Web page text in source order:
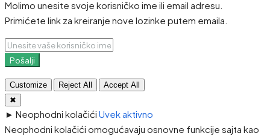
Molimo unesite svoje korisničko ime ili email adresu.
Primićete link za kreiranje nove lozinke putem emaila.
Pošalji
Customize Reject All
Accept All
✖
► Neophodni kolačići Uvek aktivno
Neophodni kolačići omogućavaju osnovne funkcije sajta kao